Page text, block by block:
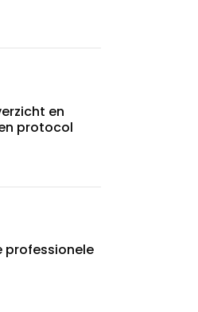
en
protocol
professionele